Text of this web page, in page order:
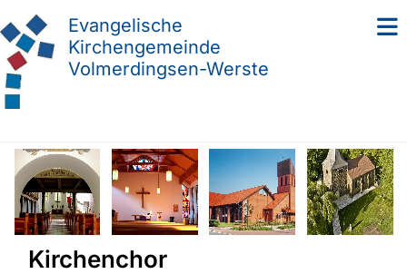
Evangelische
Kirchengemeinde
Volmerdingsen-Werste
Kirchenchor